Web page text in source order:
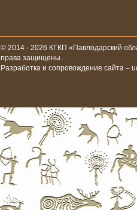
© 2014 - 2026 КГКП «Павлодарский
права защищены.
Разработка и сопровождение сайта –